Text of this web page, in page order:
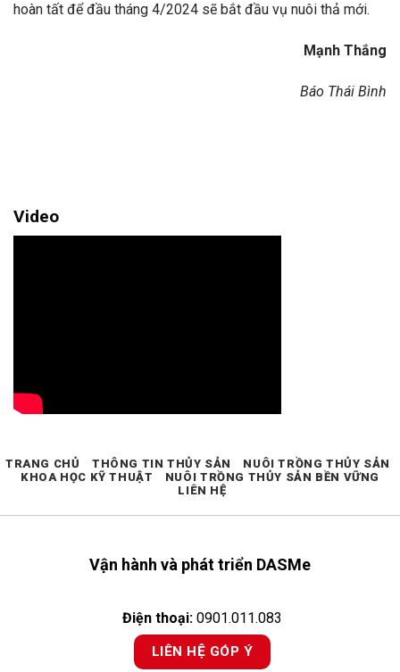
hoàn tất để đầu tháng 4/2024 sẽ bắt đầu vụ nuôi thả mới.
Mạnh Thắng
Báo Thái Bình
Video
Vận hành và phát triển DASMe
Điện thoại: 0901.011.083
LIÊN HỆ GÓP Ý
TRANG CHỦ THÔNG TIN THỦY SẢN
NUÔI TRỒNG THỦY SẢN
KHOA HỌC KỸ THUẬT
NUÔI TRỒNG THỦY SẢN BỀN VỮNG
LIÊN HỆ